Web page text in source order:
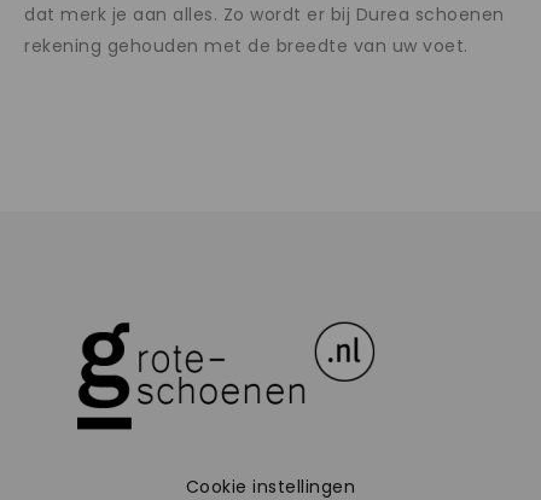
dat merk je aan alles. Zo wordt er bij Durea schoenen
rekening gehouden met de breedte van uw voet.
Cookie instellingen